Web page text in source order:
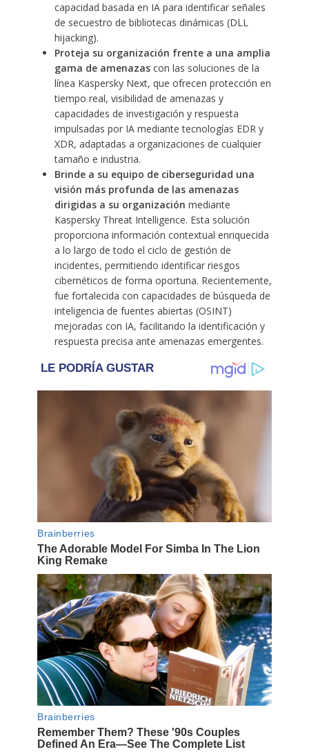
capacidad basada en IA para identificar señales
de secuestro de bibliotecas dinámicas (DLL
hijacking).
Proteja su organización frente a una amplia
gama de amenazascon las soluciones de la
línea Kaspersky Next, que ofrecen protección en
tiempo real, visibilidad de amenazas y
capacidades de investigación y respuesta
impulsadas por IA mediante tecnologías EDR y
XDR, adaptadas a organizaciones de cualquier
tamaño e industria.
Brinde a su equipo de ciberseguridad una
visión más profunda de las amenazas
dirigidas a su organización mediante
Kaspersky Threat Intelligence. Esta solución
proporciona información contextual enriquecida
a lo largo de todo el ciclo de gestión de
incidentes, permitiendo identificar riesgos
cibernéticos de forma oportuna. Recientemente,
fue fortalecida con capacidades de búsqueda de
inteligencia de fuentes abiertas (OSINT)
mejoradas con IA, facilitando la identificación y
respuesta precisa ante amenazas emergentes.